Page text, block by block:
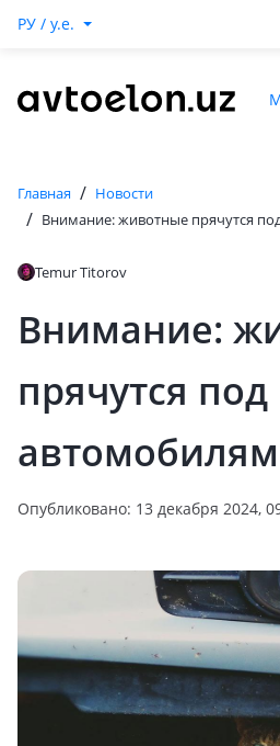
РУ / y.e.
Главная / Новости
/ Внимание: животные прячутся
Temur Titorov
Внимание:
прячутся под
Опубликовано: 13 декабря 2024,